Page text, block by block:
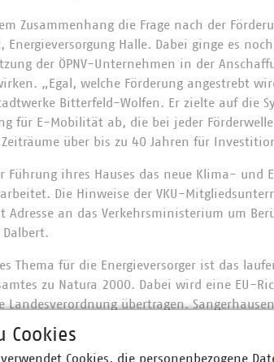
Zusammenhang die Frage nach der
Energieversorgung Halle. Dabei ginge es
der ÖPNV-Unternehmen in der
„Egal, welche Förderung angestrebt
Bitterfeld-Wolfen. Er zielte auf die
für E-Mobilität ab, die bei jeder
über bis zu 40 Jahren für
Führung ihres Hauses das neue Klima- und
Die Hinweise der VKU-
an das Verkehrsministerium um
Thema für die Energieversorger ist das
zu Natura 2000. Dabei wird eine EU-
Landesverordnung übertragen.
die im Entwurf vorgesehenen Regelungen
sprach er die Stromversorgung einer
Cookies
verwendet Cookies, die personenbezogene